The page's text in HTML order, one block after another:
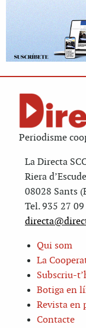
Periodisme
La Directa
Riera
08028 Sants
Tel. 935 27
Qui som
La
Subscriu-
Botiga en
Revista en
Contacte